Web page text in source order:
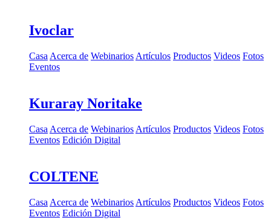
Ivoclar
Casa Acerca de Webinarios Artículos Productos Videos Fotos
Eventos
Kuraray Noritake
Casa Acerca de Webinarios Artículos Productos Videos Fotos
Eventos Edición Digital
COLTENE
Casa Acerca de Webinarios Artículos Productos Videos Fotos
Eventos Edición Digital